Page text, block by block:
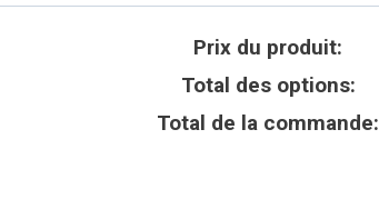
Prix du produit:
Total des options:
Total de la commande: